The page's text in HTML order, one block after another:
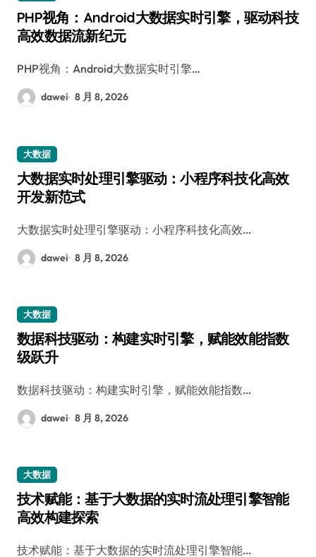
PHP视角：Android大数据实时引擎，驱动科技
高效数据流新纪元
PHP视角：Android大数据实时引擎…
dawei 8 月 8, 2026
大数据
大数据实时处理引擎驱动：小程序科技化高效
开发新范式
大数据实时处理引擎驱动：小程序科技化高效…
dawei 8 月 8, 2026
大数据
数据科技驱动：构建实时引擎，赋能效能指数
级跃升
数据科技驱动：构建实时引擎，赋能效能指数…
dawei 8 月 8, 2026
大数据
技术赋能：基于大数据的实时流处理引擎智能
高效构建探索
技术赋能：基于大数据的实时流处理引擎智能…